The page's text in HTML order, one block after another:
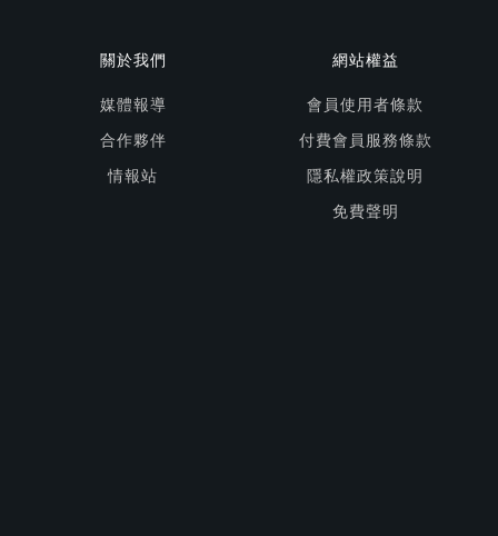
關於我們
媒體報導
合作夥伴
情報站
網站權益
會員使用者條款
付費會員服務條款
隱私權政策說明
免費聲明